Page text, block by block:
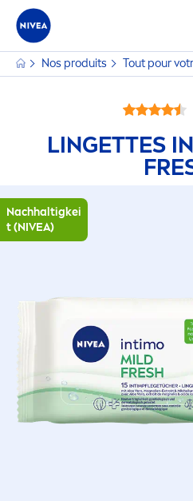
Nos produits Tout pour
LINGETTES
Nachhaltigkei
t (NIVEA)